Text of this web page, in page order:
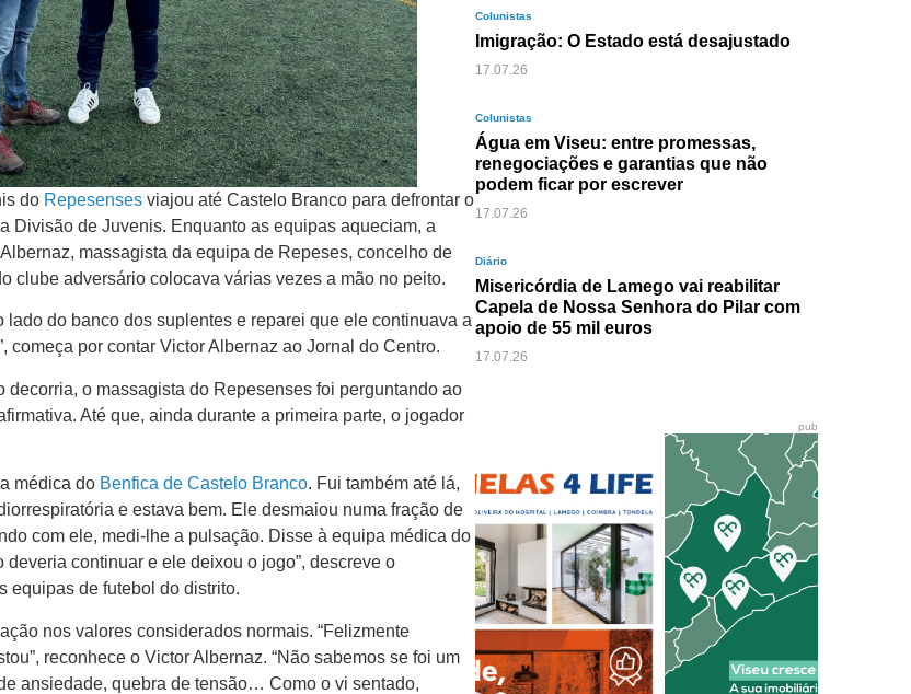
do Repesenses viajou até Castelo Branco para defrontar o
Divisão de Juvenis. Enquanto as equipas aqueciam, a
massagista da equipa de Repeses, concelho de
clube adversário colocava várias vezes a mão no peito.
lado do banco dos suplentes e reparei que ele continuava a
começa por contar Victor Albernaz ao Jornal do Centro.
o massagista do Repesenses foi perguntando ao
Até que, ainda durante a primeira parte, o jogador
médica do Benfica de Castelo Branco. Fui também até lá,
e estava bem. Ele desmaiou numa fração de
com ele, medi-lhe a pulsação. Disse à equipa médica do
continuar e ele deixou o jogo”, descreve o
equipas de futebol do distrito.
nos valores considerados normais. “Felizmente
reconhece o Victor Albernaz. “Não sabemos se foi um
ansiedade, quebra de tensão… Como o vi sentado,
Colunistas
Imigração: O Estado está desajustado
17.07.26
Colunistas
Água em Viseu: entre promessas,
renegociações e garantias que não
podem ficar por escrever
17.07.26
Diário
Misericórdia de Lamego vai reabilitar
Capela de Nossa Senhora do Pilar com
apoio de 55 mil euros
17.07.26
pub